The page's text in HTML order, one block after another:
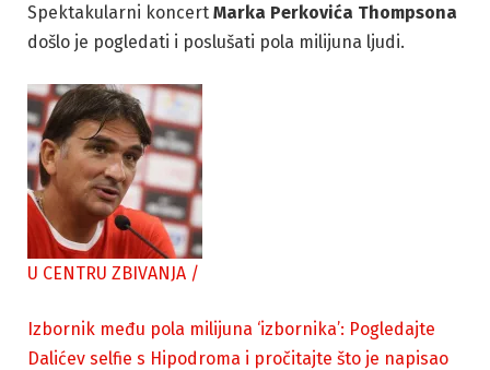
Spektakularni koncert Marka Perkovića Thompsona
došlo je pogledati i poslušati pola milijuna ljudi.
U CENTRU ZBIVANJA /
Izbornik među pola milijuna ‘izbornika’: Pogledajte
Dalićev selfie s Hipodroma i pročitajte što je napisao